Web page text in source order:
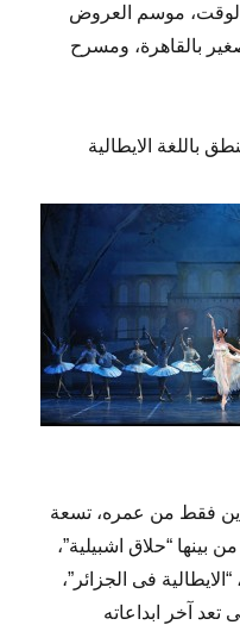
موسم العروض
بالقاهرة، ومسرح
باللغة الايطالية
فقط من عمره، تسعة
بينها “حلاق اشبيلية”،
فى الجزائر”،
آخر ابداعاته